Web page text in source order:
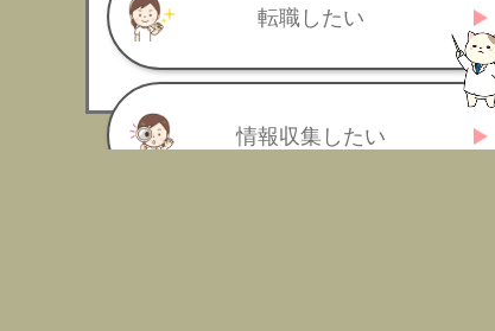
転職したい
情報収集したい